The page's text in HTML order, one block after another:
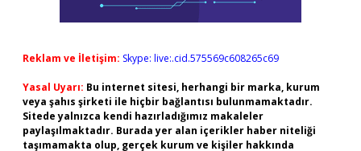
Reklam ve İletişim: Skype: live:.cid.575569c608265c69
Yasal Uyarı: Bu internet sitesi, herhangi bir marka, kurum
veya şahıs şirketi ile hiçbir bağlantısı bulunmamaktadır.
Sitede yalnızca kendi hazırladığımız makaleler
paylaşılmaktadır. Burada yer alan içerikler haber niteliği
taşımamakta olup, gerçek kurum ve kişiler hakkında